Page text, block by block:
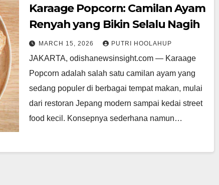
Karaage Popcorn: Camilan Ayam
Renyah yang Bikin Selalu Nagih
MARCH 15, 2026 PUTRI HOOLAHUP
JAKARTA, odishanewsinsight.com — Karaage
Popcorn adalah salah satu camilan ayam yang
sedang populer di berbagai tempat makan, mulai
dari restoran Jepang modern sampai kedai street
food kecil. Konsepnya sederhana namun…